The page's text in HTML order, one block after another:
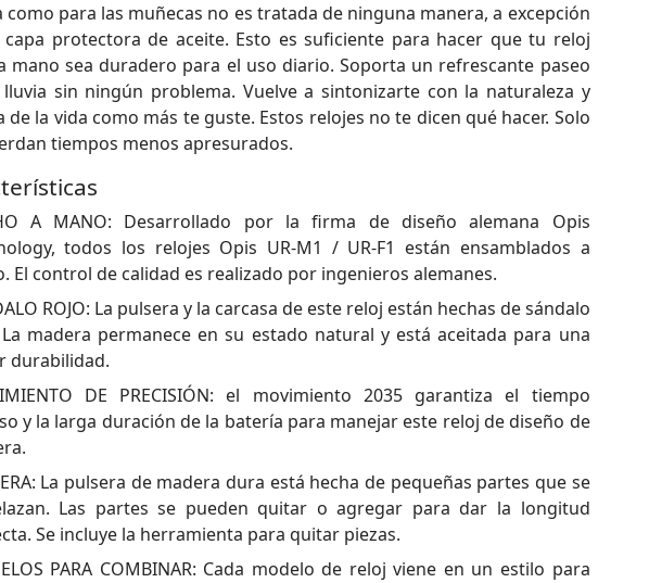
como para las muñecas no es tratada de ninguna manera, a excepción
capa protectora de aceite. Esto es suficiente para hacer que tu reloj
mano sea duradero para el uso diario. Soporta un refrescante paseo
sin ningún problema. Vuelve a sintonizarte con la naturaleza y
de la vida como más te guste. Estos relojes no te dicen qué hacer. Solo
tiempos menos apresurados.
A MANO: Desarrollado por la firma de diseño alemana Opis
todos los relojes Opis UR-M1 / UR-F1 están ensamblados a
El control de calidad es realizado por ingenieros alemanes.
ROJO: La pulsera y la carcasa de este reloj están hechas de sándalo
madera permanece en su estado natural y está aceitada para una
durabilidad.
DE PRECISIÓN: el movimiento 2035 garantiza el tiempo
y la larga duración de la batería para manejar este reloj de diseño de
La pulsera de madera dura está hecha de pequeñas partes que se
Las partes se pueden quitar o agregar para dar la longitud
Se incluye la herramienta para quitar piezas.
PARA COMBINAR: Cada modelo de reloj viene en un estilo para